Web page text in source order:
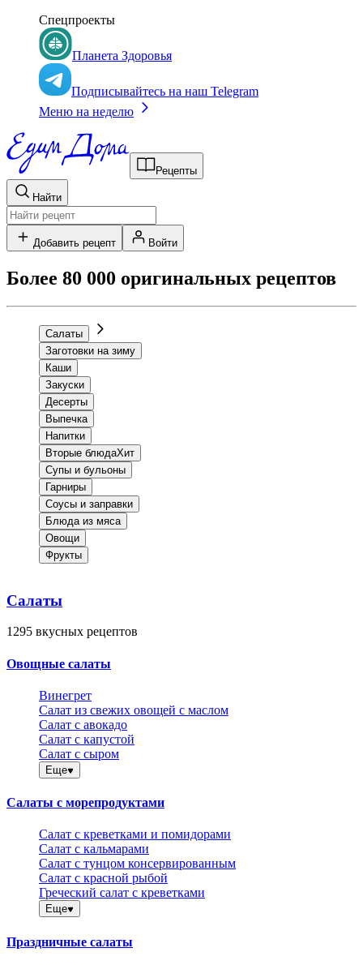
Спецпроекты
Планета Здоровья
Подписывайтесь на наш Telegram
Меню на неделю
Рецепты
Найти
Добавить рецепт Войти
Более 80 000 оригинальных рецептов
Салаты
Заготовки на зиму
Каши
Закуски
Десерты
Выпечка
Напитки
Вторые блюдаХит
Супы и бульоны
Гарниры
Соусы и заправки
Блюда из мяса
Овощи
Фрукты
Салаты
1295 вкусных рецептов
Овощные салаты
Винегрет
Салат из свежих овощей с маслом
Салат с авокадо
Салат с капустой
Салат с сыром
Еще
Салаты с морепродуктами
Салат с креветками и помидорами
Салат с кальмарами
Салат с тунцом консервированным
Салат с красной рыбой
Греческий салат с креветками
Еще
Праздничные салаты